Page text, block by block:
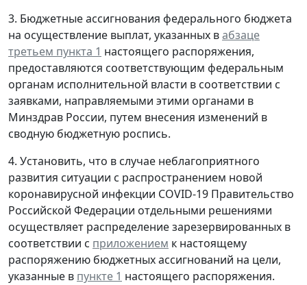
3. Бюджетные ассигнования федерального бюджета
на осуществление выплат, указанных вабзаце
третьем пункта 1 настоящего распоряжения,
предоставляются соответствующим федеральным
органам исполнительной власти в соответствии с
заявками, направляемыми этими органами в
Минздрав России, путем внесения изменений в
сводную бюджетную роспись.
4. Установить, что в случае неблагоприятного
развития ситуации с распространением новой
коронавирусной инфекции COVID-19 Правительство
Российской Федерации отдельными решениями
осуществляет распределение зарезервированных в
соответствии с приложением к настоящему
распоряжению бюджетных ассигнований на цели,
указанные в пункте 1 настоящего распоряжения.